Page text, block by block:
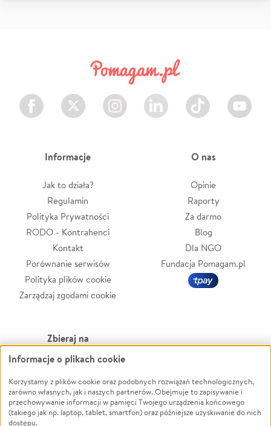
Facebook Twitter Instagram LinkedIn TikTok Youtube
Informacje
Jak to działa?
Regulamin
Polityka Prywatności
RODO - Kontrahenci
Kontakt
Porównanie serwisów
Polityka plików cookie
Zarządzaj zgodami cookie
O nas
Opinie
Raporty
Za darmo
Blog
Dla NGO
Fundacja Pomagam.pl
Zbieraj na
Leczenie
Zwierzęta
Pożar
Ukraina
Powódź
Wichura
NGO
Informacje o plikach cookie
Korzystamy z plików cookie oraz podobnych rozwiązań technologicznych,
zarówno własnych, jak i naszych partnerów. Obejmuje to zapisywanie i
przechowywanie informacji w pamięci Twojego urządzenia końcowego
(takiego jak np. laptop, tablet, smartfon) oraz późniejsze uzyskiwanie do nich
dostępu.